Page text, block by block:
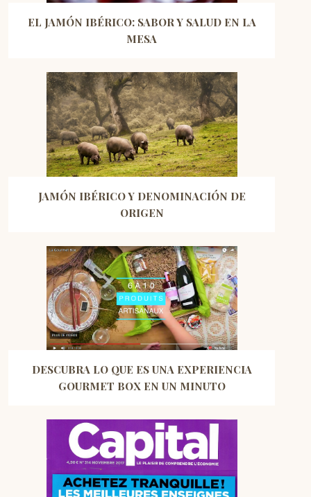
EL JAMÓN IBÉRICO: SABOR Y SALUD EN LA
MESA
JAMÓN IBÉRICO Y DENOMINACIÓN DE
ORIGEN
DESCUBRA LO QUE ES UNA EXPERIENCIA
GOURMET BOX EN UN MINUTO